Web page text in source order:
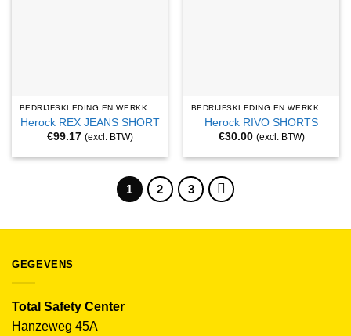
BEDRIJFSKLEDING EN WERKKLEDING
Herock REX JEANS SHORT
€99.17 (excl. BTW)
BEDRIJFSKLEDING EN WERKKLEDING
Herock RIVO SHORTS
€30.00 (excl. BTW)
1 2 3
GEGEVENS
Total Safety Center
Hanzeweg 45A